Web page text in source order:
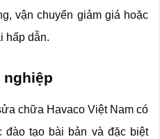
vận chuyển giảm giá hoặc
hấp dẫn.
nghiệp
chữa Havaco Việt Nam có
đào tạo bài bản và đặc biệt